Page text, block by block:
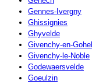
Gennes-Ivergny
Ghissignies
Ghyvelde
Givenchy-en-
Givenchy-le-Noble
Godewaersvelde
Goeulzin